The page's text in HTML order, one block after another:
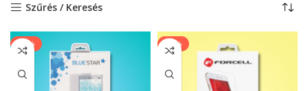
Szűrés / Keresés
-20% -17%